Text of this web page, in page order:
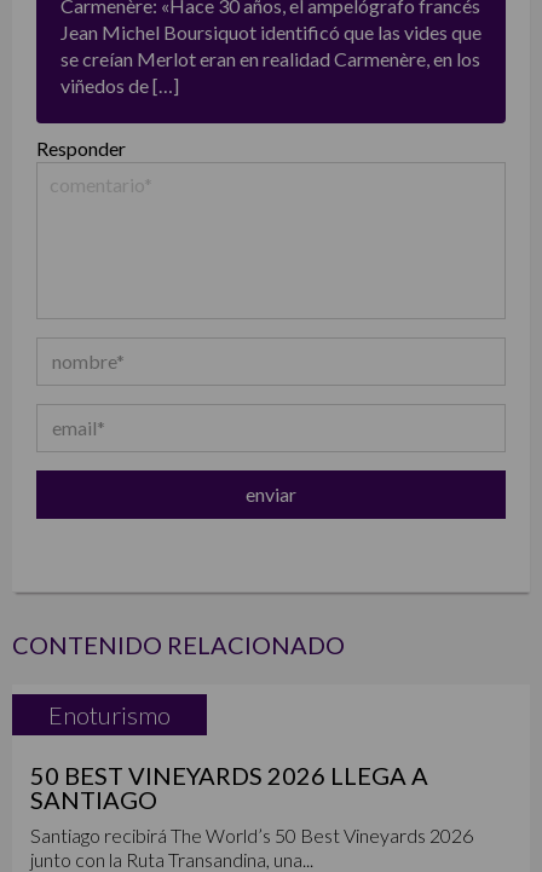
Carmenère: «Hace 30 años, el ampelógrafo francés
Jean Michel Boursiquot identificó que las vides que
se creían Merlot eran en realidad Carmenère, en los
viñedos de […]
Responder
CONTENIDO RELACIONADO
Enoturismo
50 BEST VINEYARDS 2026 LLEGA A
SANTIAGO
Santiago recibirá The World’s 50 Best Vineyards 2026
junto con la Ruta Transandina, una...